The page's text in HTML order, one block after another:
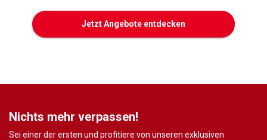
Jetzt Angebote entdecken
Nichts mehr verpassen!
Sei einer der ersten und profitiere von unseren exklusiven